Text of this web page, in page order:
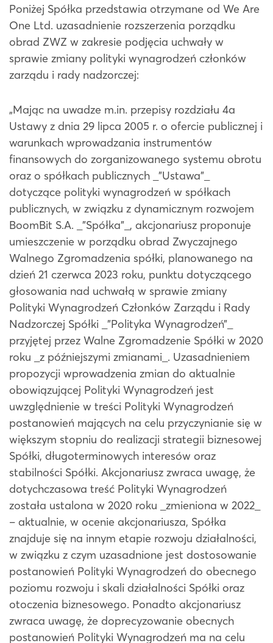
Poniżej Spółka przedstawia otrzymane od We Are
One Ltd. uzasadnienie rozszerzenia porządku
obrad ZWZ w zakresie podjęcia uchwały w
sprawie zmiany polityki wynagrodzeń członków
zarządu i rady nadzorczej:
„Mając na uwadze m.in. przepisy rozdziału 4a
Ustawy z dnia 29 lipca 2005 r. o ofercie publicznej i
warunkach wprowadzania instrumentów
finansowych do zorganizowanego systemu obrotu
oraz o spółkach publicznych _”Ustawa”_
dotyczące polityki wynagrodzeń w spółkach
publicznych, w związku z dynamicznym rozwojem
BoomBit S.A. _”Spółka”_, akcjonariusz proponuje
umieszczenie w porządku obrad Zwyczajnego
Walnego Zgromadzenia spółki, planowanego na
dzień 21 czerwca 2023 roku, punktu dotyczącego
głosowania nad uchwałą w sprawie zmiany
Polityki Wynagrodzeń Członków Zarządu i Rady
Nadzorczej Spółki _”Polityka Wynagrodzeń”_
przyjętej przez Walne Zgromadzenie Spółki w 2020
roku _z późniejszymi zmianami_. Uzasadnieniem
propozycji wprowadzenia zmian do aktualnie
obowiązującej Polityki Wynagrodzeń jest
uwzględnienie w treści Polityki Wynagrodzeń
postanowień mających na celu przyczynianie się w
większym stopniu do realizacji strategii biznesowej
Spółki, długoterminowych interesów oraz
stabilności Spółki. Akcjonariusz zwraca uwagę, że
dotychczasowa treść Polityki Wynagrodzeń
została ustalona w 2020 roku _zmieniona w 2022_
– aktualnie, w ocenie akcjonariusza, Spółka
znajduje się na innym etapie rozwoju działalności,
w związku z czym uzasadnione jest dostosowanie
postanowień Polityki Wynagrodzeń do obecnego
poziomu rozwoju i skali działalności Spółki oraz
otoczenia biznesowego. Ponadto akcjonariusz
zwraca uwagę, że doprecyzowanie obecnych
postanowień Polityki Wynagrodzeń ma na celu